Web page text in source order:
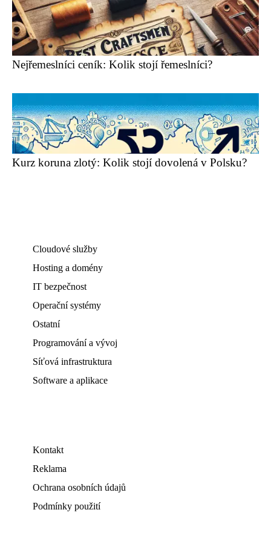
Nejřemeslníci ceník: Kolik stojí řemeslníci?
Kurz koruna zlotý: Kolik stojí dovolená v Polsku?
Cloudové služby
Hosting a domény
IT bezpečnost
Operační systémy
Ostatní
Programování a vývoj
Síťová infrastruktura
Software a aplikace
Kontakt
Reklama
Ochrana osobních údajů
Podmínky použití